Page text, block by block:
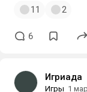
11 2
6
Игриада
Игры 1